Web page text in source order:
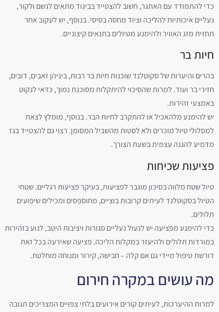
כדי להתמודד עם האתגר, חשוב להצטייד בביגוד מתאים לגשם ולקור,
נעליים איכותיות להליכה וציוד מחסה בסיסי. בנוסף, יש לעקוב אחר
תחזית מזג האוויר ולהימנע מטיולים בתנאים קיצוניים.‏
‏חיות בר‏
בהרים והיערות של סקוטלנד שוכנות חיות בר רבות, ביניהן זאבים, דובים,
חזירי בר ועוד. למרות שהסיכוי להיתקלות מסוכנת נמוך, כדאי לנקוט
באמצעי זהירות.
יש להימנע מלהאכיל או להתקרב לחיות הבר. בנוסף, מומלץ לצאת
למסלולי טיול מוכרים ולא לסטות מהשביל המסומן. רצוי גם להצטייד בגז
מדמיע להגנה עצמית בשעת הצורך.
פציעות שכיחות‏
טיול שטח מלווה בסיכון מוגבר לפציעות, בעיקר פציעות רגליים. שטחי
הטיול בסקוטלנד לעיתים קרובות בוציים, מחוספסים ומכילים שיפועים
תלולים.
כדי להימנע מפציעה יש לנעול נעליים סגורות ויציבות היטב, לנוע בזהירות
במורדות תלולים ולהיעזר במקלות הליכה. פציעה שאירעה בכל זאת
דורשת טיפול מיידי גם אם קלה – חבישה, קירור ומנוחה מוחלטת.
מה עושים במקרה חירום
למרות ההיערכות, לעיתים קורים אירועים בלתי צפויים המצריכים תגובה